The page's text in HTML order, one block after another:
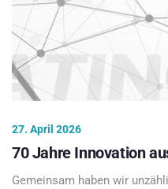
27. April 2026
70 Jahre Innovation
Gemeinsam haben wir